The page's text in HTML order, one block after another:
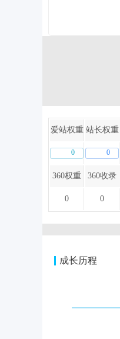
爱站权重 站长权重
0 0
360权重 360收录
0 0
成长历程